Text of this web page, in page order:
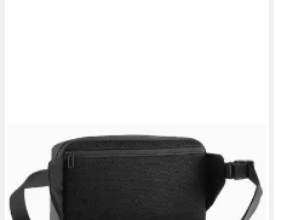
BMW
Gürteltasche BMW
Gürteltasche Herren Klein M